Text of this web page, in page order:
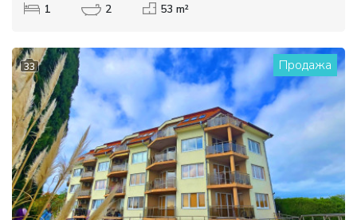
1 2 53 m²
33 Продажа